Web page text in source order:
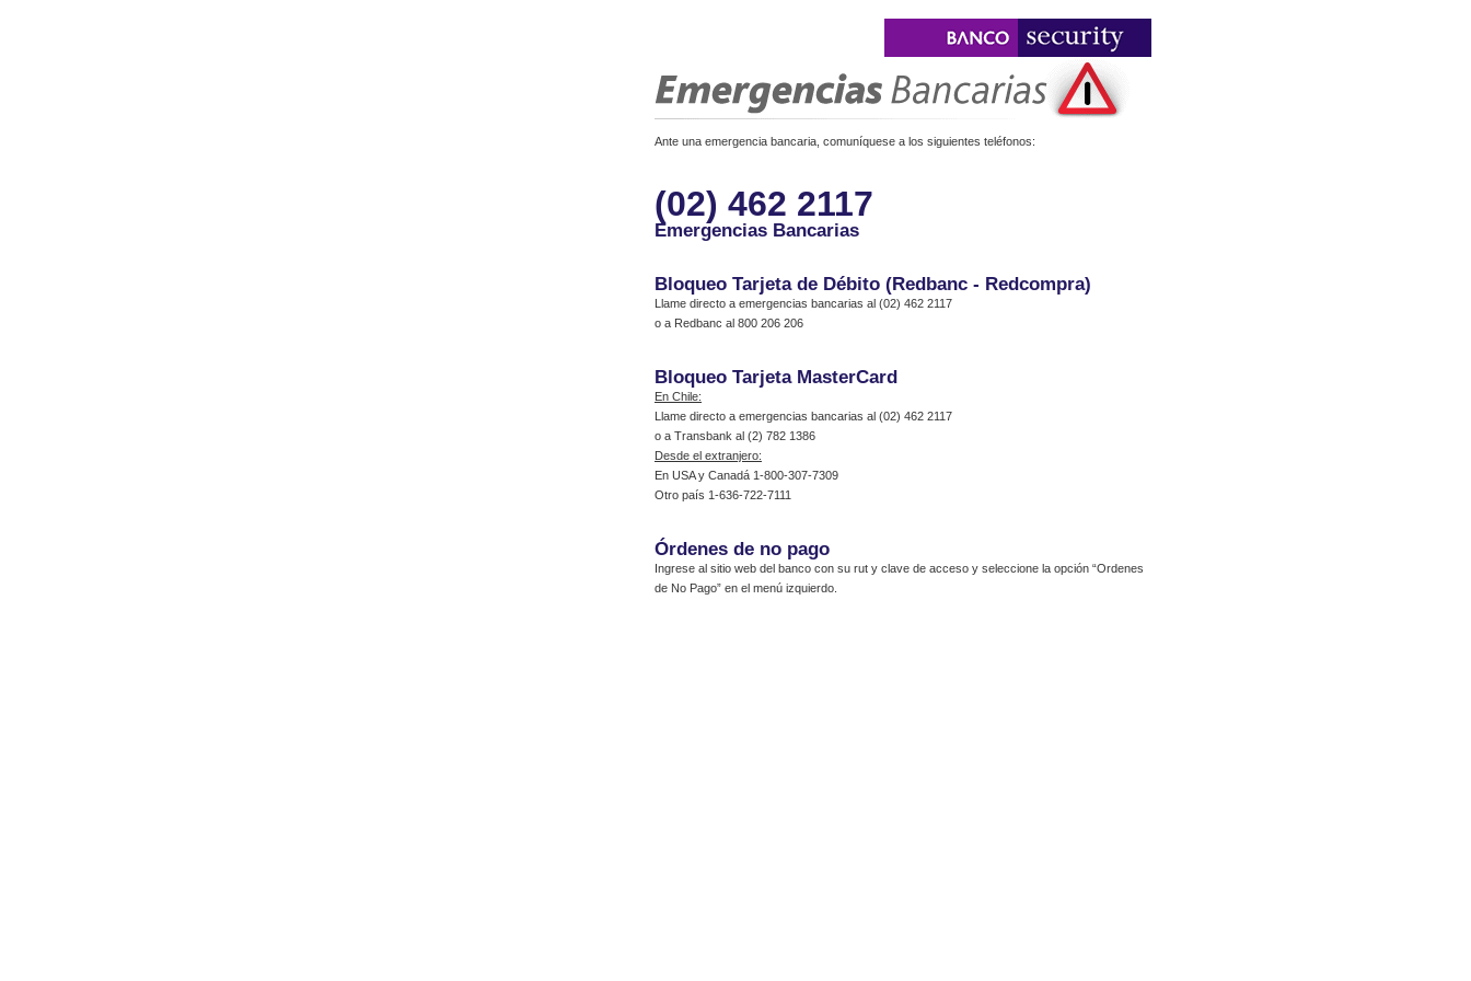
Ante una emergencia bancaria, comuníquese a los siguientes teléfonos:
(02) 462 2117
Emergencias Bancarias
Bloqueo Tarjeta de Débito (Redbanc - Redcompra)
Llame directo a emergencias bancarias al (02) 462 2117
o a Redbanc al 800 206 206
Bloqueo Tarjeta MasterCard
En Chile:
Llame directo a emergencias bancarias al (02) 462 2117
o a Transbank al (2) 782 1386
Desde el extranjero:
En USA y Canadá 1-800-307-7309
Otro país 1-636-722-7111
Órdenes de no pago
Ingrese al sitio web del banco con su rut y clave de acceso y seleccione la opción “Ordenes
de No Pago” en el menú izquierdo.